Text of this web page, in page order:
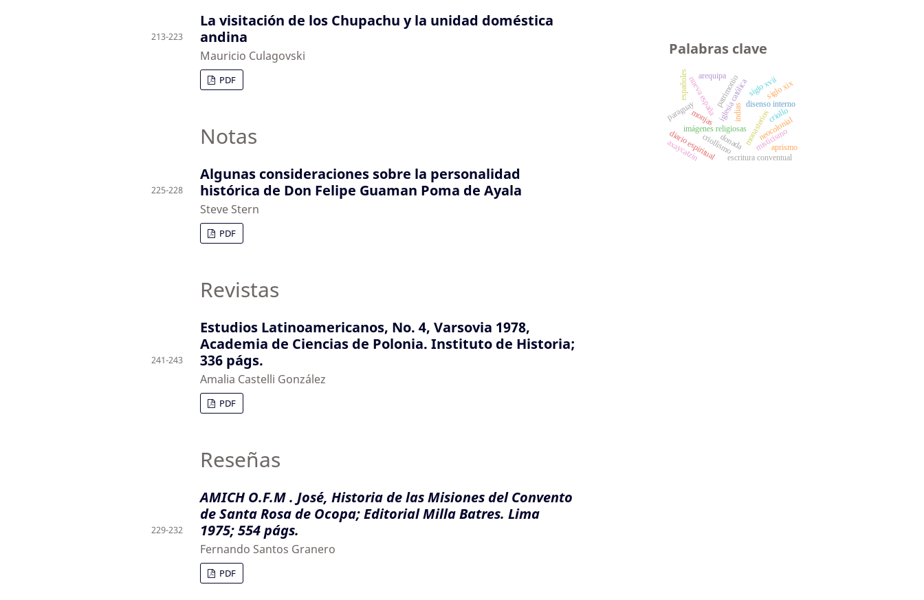
La visitación de los Chupachu y la unidad doméstica
andina
Mauricio Culagovski
213-223
PDF
Notas
Algunas consideraciones sobre la personalidad
histórica de Don Felipe Guaman Poma de Ayala
Steve Stern
225-228
PDF
Revistas
Estudios Latinoamericanos, No. 4, Varsovia 1978,
Academia de Ciencias de Polonia. Instituto de Historia;
336 págs.
Amalia Castelli González
241-243
PDF
Reseñas
AMICH O.F.M . José, Historia de las Misiones del Convento
de Santa Rosa de Ocopa; Editorial Milla Batres. Lima
1975; 554 págs.
Fernando Santos Granero
229-232
PDF
Palabras clave
imágenes religiosasmonasterios
monjasiglesia católica
nueva españa disenso interno
paraguay
neocolonial
patrimonio
misticismo
donada
diario espiritual escritura conventual
arequipa
indias
siglo xvii
criollo
criollismo
españoles siglo xix
axaycatzin aprismo